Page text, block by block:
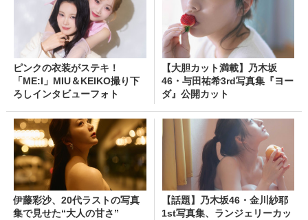
ピンクの衣装がステキ！
「ME:I」MIU＆KEIKO撮り下
ろしインタビューフォト
【大胆カット満載】乃木坂
46・与田祐希3rd写真集『ヨー
ダ』公開カット
伊藤彩沙、20代ラストの写真
集で見せた“大人の甘さ”
【話題】乃木坂46・金川紗耶
1st写真集、ランジェリーカッ